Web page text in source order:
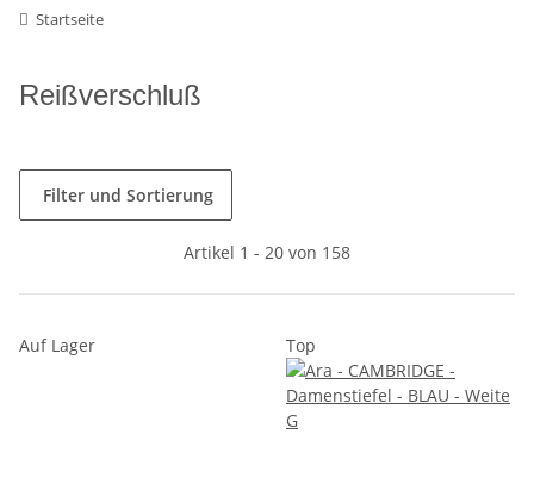
Startseite
Reißverschluß
Filter und Sortierung
Artikel 1 - 20 von 158
Auf Lager Top